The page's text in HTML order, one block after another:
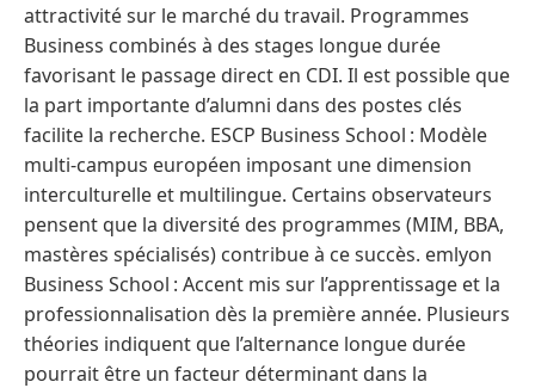
attractivité sur le marché du travail. Programmes
Business combinés à des stages longue durée
favorisant le passage direct en CDI. Il est possible que
la part importante d’alumni dans des postes clés
facilite la recherche. ESCP Business School : Modèle
multi-campus européen imposant une dimension
interculturelle et multilingue. Certains observateurs
pensent que la diversité des programmes (MIM, BBA,
mastères spécialisés) contribue à ce succès. emlyon
Business School : Accent mis sur l’apprentissage et la
professionnalisation dès la première année. Plusieurs
théories indiquent que l’alternance longue durée
pourrait être un facteur déterminant dans la